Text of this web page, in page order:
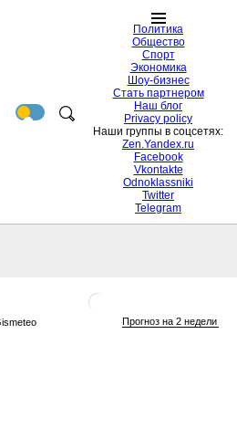
Политика
Общество
Спорт
Экономика
Шоу-бизнес
Стать партнером
Наш блог
Privacy policy
Наши группы в соцсетях:
Zen.Yandex.ru
Facebook
Vkontakte
Odnoklassniki
Twitter
Telegram